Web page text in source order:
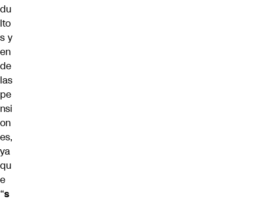
du
lto
s y
en
de
las
pe
nsi
on
es,
ya
qu
e
“s